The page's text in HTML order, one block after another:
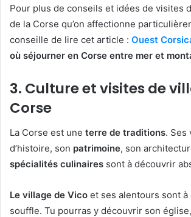
Pour plus de conseils et idées de visites
de la Corse qu’on affectionne
conseille de lire cet article : Ouest
où séjourner en Corse entre mer et
3. Culture et visites de
Corse
La Corse est une terre de traditions. Ses
d’histoire, son patrimoine, son
spécialités culinaires sont à découvrir
Le village de Vico et ses alentours sont à
souffle. Tu pourras y découvrir son